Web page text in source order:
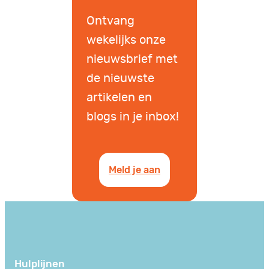
Ontvang
wekelijks onze
nieuwsbrief met
de nieuwste
artikelen en
blogs in je inbox!
Meld je aan
Hulplijnen